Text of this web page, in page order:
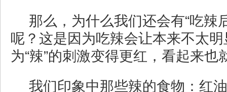
那么，为什么我们还会有“吃辣
呢？这是因为吃辣会让本来不太
为“辣”的刺激变得更红，看起来也
我们印象中那些辣的食物：红